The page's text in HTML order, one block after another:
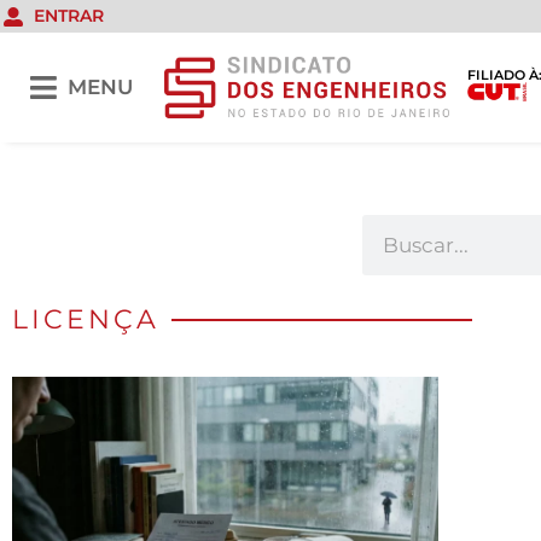
ENTRAR
MENU
FILIADO À:
LICENÇA